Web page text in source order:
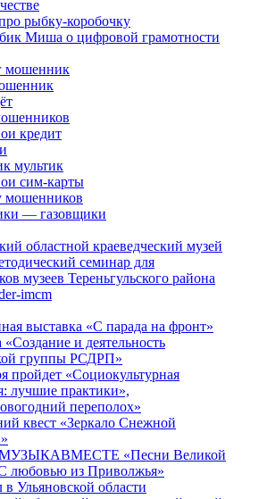
рыбку-коробочку
Миша о цифровой грамотности
мошенник
кредит
мультик
сим-карты
мошенников
— газовщики
областной краеведческий музей
семинар для
музеев Тереньгульского района
imcm
выставка «С парада на фронт»
и деятельность
группы РСДРП»
пройдет «Социокультурная
лучшие практики»,
переполох»
квест «Зеркало Снежной
«Песни Великой
любовью из Приволжья»
в Ульяновской области